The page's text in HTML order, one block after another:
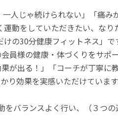
人じゃ続けられない」「痛
動をしていただきたい、なり
の30分健康フィットネス」で
員様の健康・体づくりをサポー
が出る！」「コーチが丁寧に
り効果を実感いただけています
をバランスよく行い、（３つ